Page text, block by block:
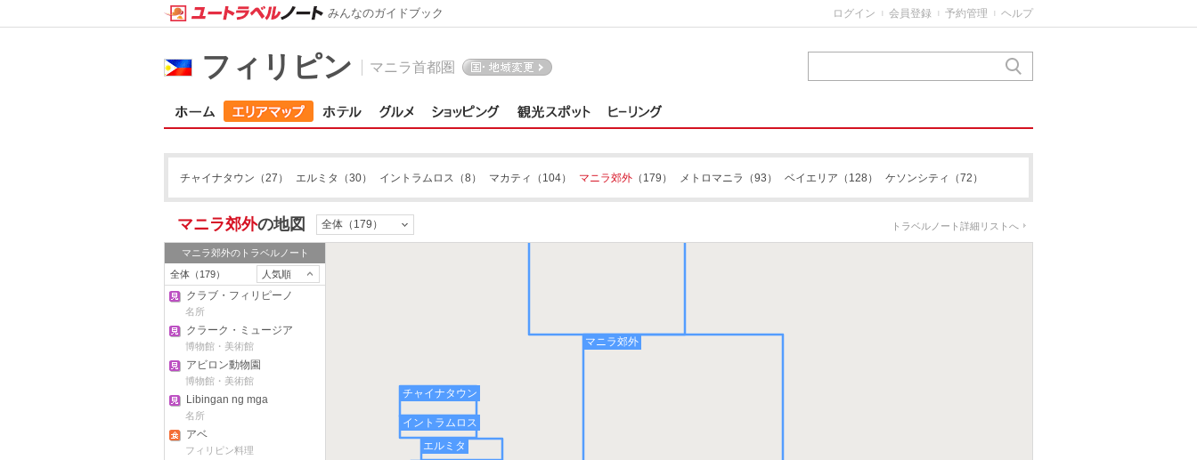
フィリピン マニラ首都圏
チャイナタウン （27） エルミタ （30） イントラムロス （8） マカティ （104） マニラ郊外 （179） メトロマニラ （93） ベイエリア （128） ケソンシティ （72）
マニラ郊外の地図 全体（179） トラベルノート詳細リストへ
マニラ郊外のトラベルノート
全体（179）
人気順
クラブ・フィリピーノ
名所
クラーク・ミュージア
ム
博物館・美術館
アビロン動物園
博物館・美術館
Libingan ng mga
Bayani
名所
アベ
フィリピン料理
チャイナタウン
エルミタ
イントラムロス
マニラ郊外
ケソンシティ
みんなのガイドブック ログイン 会員登録 予約管理 ヘルプ